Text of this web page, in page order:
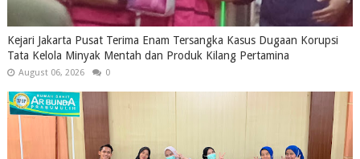
Kejari Jakarta Pusat Terima Enam Tersangka Kasus Dugaan Korupsi
Tata Kelola Minyak Mentah dan Produk Kilang Pertamina
August 06, 2026 0